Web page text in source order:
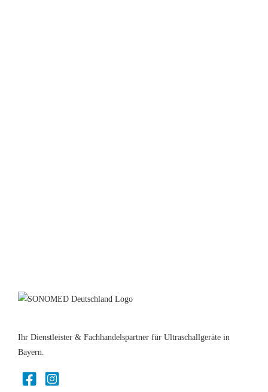
Ihr Dienstleister & Fachhandelspartner für Ultraschallgeräte in
Bayern.